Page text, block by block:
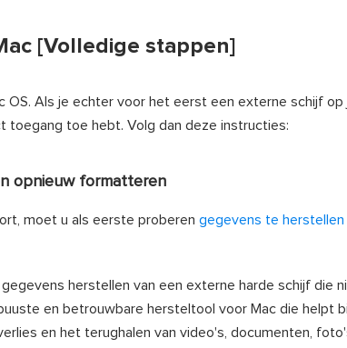
[Volledige stappen]
Als je echter voor het eerst een externe schijf op
toegang toe hebt. Volg dan deze instructies:
opnieuw formatteren
moet u als eerste proberen gegevens te herstellen
herstellen van een externe harde schijf die
en betrouwbare hersteltool voor Mac die helpt
en het terughalen van video's, documenten,